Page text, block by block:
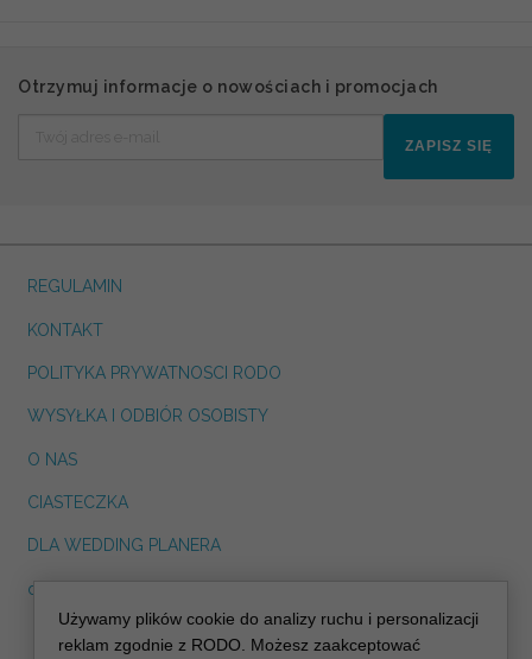
Otrzymuj informacje o nowościach i promocjach
ZAPISZ SIĘ
REGULAMIN
KONTAKT
POLITYKA PRYWATNOSCI RODO
WYSYŁKA I ODBIÓR OSOBISTY
O NAS
CIASTECZKA
DLA WEDDING PLANERA
dreskot.com
info@decoris.pl
Używamy plików cookie do analizy ruchu i personalizacji
reklam zgodnie z RODO. Możesz zaakceptować